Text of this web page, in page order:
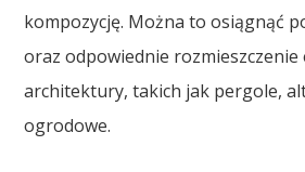
kompozycję. Można to osiągnąć
oraz odpowiednie rozmieszczenie
architektury, takich jak pergole,
ogrodowe.